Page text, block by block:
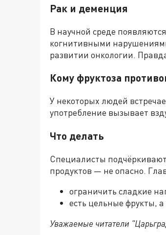
Рак и деменция
В научной среде
когнитивными
развитии онкологии.
Кому фруктоза
У некоторых людей
употребление вызывает
Что делать
Специалисты
продуктов — не опасно.
ограничить сладкие
есть цельные фрукты, а
Уважаемые читатели